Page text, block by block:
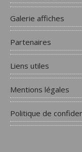
Galerie affiches
Partenaires
Liens utiles
Mentions légales
Politique de